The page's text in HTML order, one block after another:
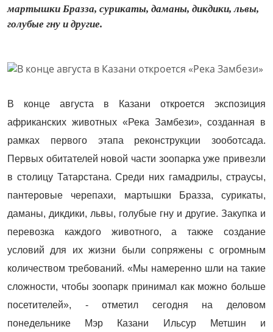
мартышки Бразза, сурикаты, даманы, дикдики, львы,
голубые гну и другие.
В конце августа в Казани откроется экспозиция
африканских животных «Река Замбези», созданная в
рамках первого этапа реконструкции зооботсада.
Первых обитателей новой части зоопарка уже привезли
в столицу Татарстана. Среди них гамадрилы, страусы,
пантеровые черепахи, мартышки Бразза, сурикаты,
даманы, дикдики, львы, голубые гну и другие. Закупка и
перевозка каждого животного, а также создание
условий для их жизни были сопряжены с огромным
количеством требований. «Мы намеренно шли на такие
сложности, чтобы зоопарк принимал как можно больше
посетителей», - отметил сегодня на деловом
понедельнике Мэр Казани Ильсур Метшин и